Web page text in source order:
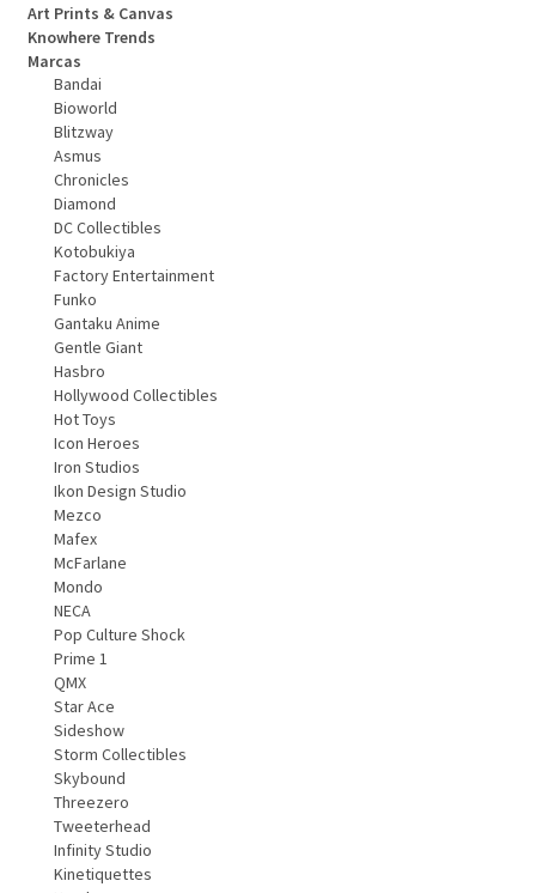
Art Prints & Canvas
Knowhere Trends
Marcas
Bandai
Bioworld
Blitzway
Asmus
Chronicles
Diamond
DC Collectibles
Kotobukiya
Factory Entertainment
Funko
Gantaku Anime
Gentle Giant
Hasbro
Hollywood Collectibles
Hot Toys
Icon Heroes
Iron Studios
Ikon Design Studio
Mezco
Mafex
McFarlane
Mondo
NECA
Pop Culture Shock
Prime 1
QMX
Star Ace
Sideshow
Storm Collectibles
Skybound
Threezero
Tweeterhead
Infinity Studio
Kinetiquettes